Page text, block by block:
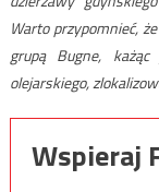
Warto przypomnieć,
grupą Bugne,
olejarskiego,
Wspieraj